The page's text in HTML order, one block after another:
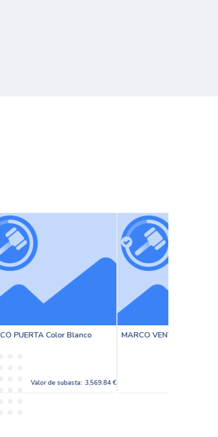
3,569.84 €
MARCO VENTANA Color Titanio
Valor de subasta: